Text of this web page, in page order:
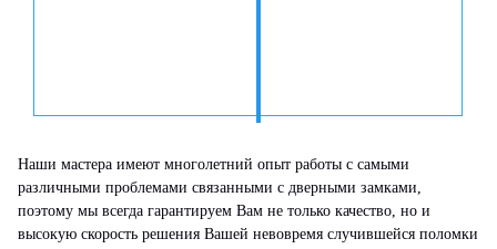
Наши мастера имеют многолетний опыт работы с самыми
различными проблемами связанными с дверными замками,
поэтому мы всегда гарантируем Вам не только качество, но и
высокую скорость решения Вашей невовремя случившейся поломки